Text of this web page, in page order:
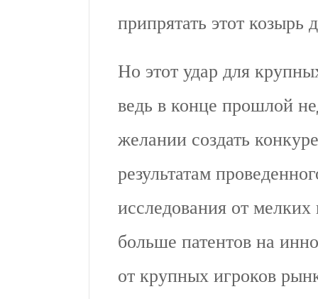
припрятать этот козырь
Но этот удар для
ведь в конце прошлой
желании создать
результатам
исследования от
больше патентов на
от крупных игроков